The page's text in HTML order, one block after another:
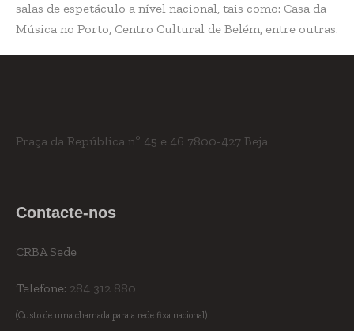
salas de espetáculo a nível nacional, tais como: Casa da
Música no Porto, Centro Cultural de Belém, entre outras.
Praça da República nº 45 e 46 7800-427 Beja
Contacte-nos
CRBA Sede
Telefone: 284 312 880
(Custo de uma chamada para a rede fixa nacional)